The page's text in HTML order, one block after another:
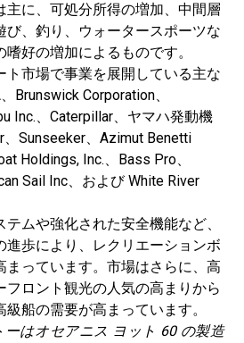
主に、可処分所得の増加、中間層
び、釣り、ウォータースポーツな
好の増加によるものです。
ト市場で事業を展開している主な
Brunswick Corporation、
Inc.、Caterpillar、ヤマハ発動機
Sunseeker、Azimut Benetti
Holdings, Inc.、Bass Pro、
Sail Inc、および White River
ムや強化された安全機能など、
進歩により、レクリエーションボ
まっています。市場はさらに、高
フロント観光の人気の高まりから
船の需要が高まっています。
ーはオセアニス ヨット 60 の製造